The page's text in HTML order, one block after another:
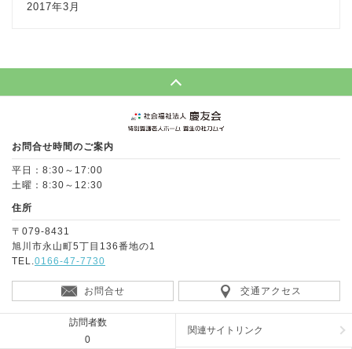
2017年3月
お問合せ時間のご案内
平日：8:30～17:00
土曜：8:30～12:30
住所
〒079-8431
旭川市永山町5丁目136番地の1
TEL.0166-47-7730
お問合せ 交通アクセス
訪問者数
0
関連サイトリンク